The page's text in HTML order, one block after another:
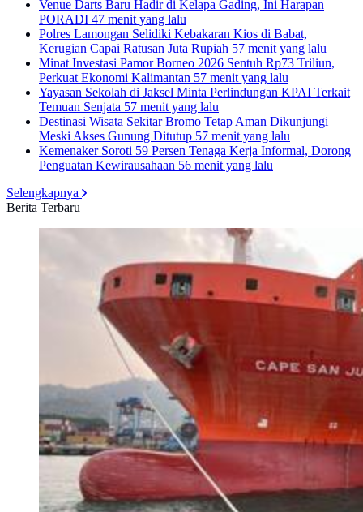
Venue Darts Baru Hadir di Kelapa Gading, Ini Harapan
PORADI 47 menit yang lalu
Polres Lamongan Selidiki Kebakaran Kios di Babat,
Kerugian Capai Ratusan Juta Rupiah 57 menit yang lalu
Minat Investasi Pamor Borneo 2026 Sentuh Rp73 Triliun,
Perkuat Ekonomi Kalimantan 57 menit yang lalu
Yayasan Sekolah di Jaksel Minta Perlindungan KPAI Terkait
Temuan Senjata 57 menit yang lalu
Destinasi Wisata Sekitar Bromo Tetap Aman Dikunjungi
Meski Akses Gunung Ditutup 57 menit yang lalu
Kemenaker Soroti 59 Persen Tenaga Kerja Informal, Dorong
Penguatan Kewirausahaan 56 menit yang lalu
Selengkapnya
Berita Terbaru